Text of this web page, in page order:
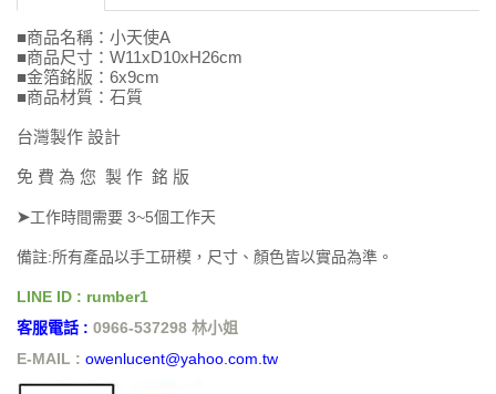
■商品名稱：小天使A
■商品尺寸：W11xD10xH26cm
■金箔銘版：6x9cm
■商品材質：石質
台灣製作 設計
免 費 為 您 製 作 銘 版
➤工作時間需要 3~5個工作天
備註:所有產品以手工研模，尺寸、顏色皆以實品為準。
LINE ID : rumber1
客服電話 : 0966-537298 林小姐
E-MAIL : owenlucent@yahoo.com.tw